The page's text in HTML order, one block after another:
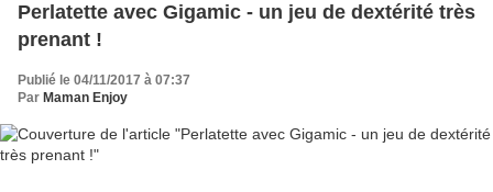
Perlatette avec Gigamic - un jeu de dextérité très
prenant !
Publié le 04/11/2017 à 07:37
Par Maman Enjoy